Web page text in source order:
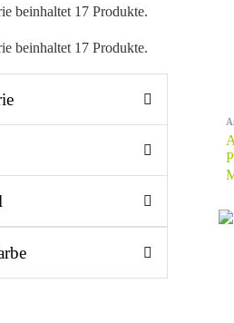
beinhaltet 17 Produkte.
beinhaltet 17 Produkte.